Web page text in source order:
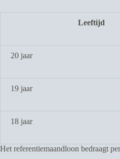
Leeftijd
20 jaar
19 jaar
18 jaar
Het referentiemaandloon bedraagt